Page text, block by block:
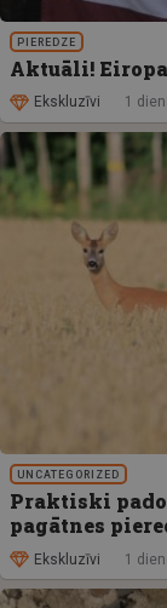
PIEREDZE
Aktuāli!
Ekskluzīvi 1
UNCATEGORIZED
Praktiski
pagātnes
Ekskluzīvi 1